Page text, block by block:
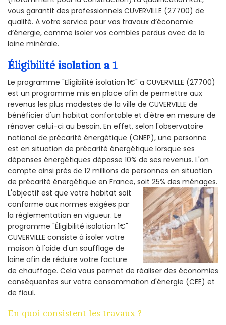
vous garantit des professionnels CUVERVILLE (27700) de
qualité. A votre service pour vos travaux d’économie
d’énergie, comme isoler vos combles perdus avec de la
laine minérale.
Éligibilité isolation a 1
Le programme "Eligibilité isolation 1€" a CUVERVILLE (27700)
est un programme mis en place afin de permettre aux
revenus les plus modestes de la ville de CUVERVILLE de
bénéficier d'un habitat confortable et d'être en mesure de
rénover celui-ci au besoin. En effet, selon l'observatoire
national de précarité énergétique (ONEP), une personne
est en situation de précarité énergétique lorsque ses
dépenses énergétiques dépasse 10% de ses revenus. L'on
compte ainsi près de 12 millions de personnes en situation
de précarité énergétique en France, soit 25% des ménages.
L'objectif est que votre habitat soit
conforme aux normes exigées par
la réglementation en vigueur. Le
programme "Éligibilité isolation 1€"
CUVERVILLE consiste à isoler votre
maison à l'aide d'un soufflage de
laine afin de réduire votre facture
de chauffage. Cela vous permet de réaliser des économies
conséquentes sur votre consommation d'énergie (CEE) et
de fioul.
En quoi consistent les travaux ?